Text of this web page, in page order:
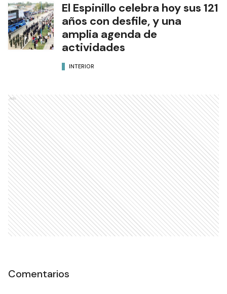
El Espinillo celebra hoy sus 121
años con desfile, y una
amplia agenda de
actividades
INTERIOR
Ads
Comentarios